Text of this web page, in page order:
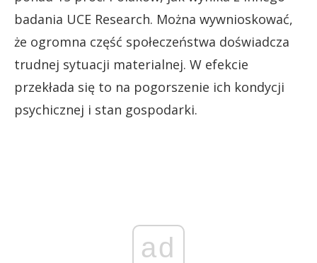
badania UCE Research. Można wywnioskować,
że ogromna część społeczeństwa doświadcza
trudnej sytuacji materialnej. W efekcie
przekłada się to na pogorszenie ich kondycji
psychicznej i stan gospodarki.
ad